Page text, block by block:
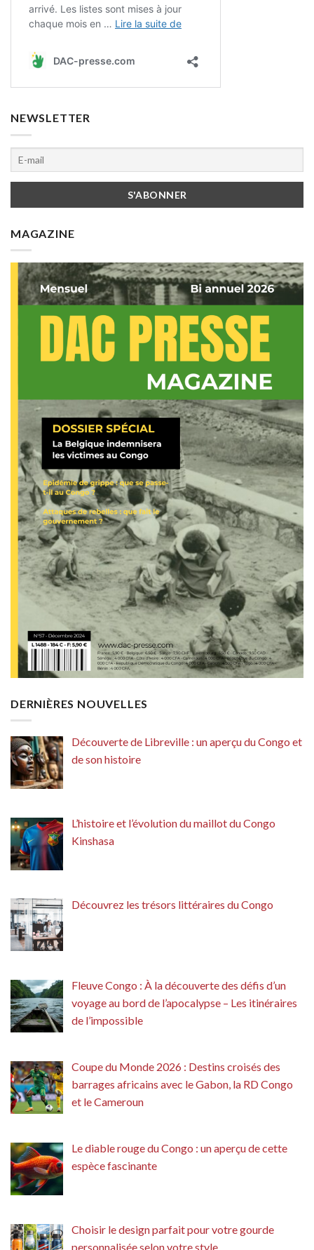
NEWSLETTER
MAGAZINE
DERNIÈRES NOUVELLES
Découverte de Libreville : un aperçu du Congo et
de son histoire
L’histoire et l’évolution du maillot du Congo
Kinshasa
Découvrez les trésors littéraires du Congo
Fleuve Congo : À la découverte des défis d’un
voyage au bord de l’apocalypse – Les itinéraires
de l’impossible
Coupe du Monde 2026 : Destins croisés des
barrages africains avec le Gabon, la RD Congo
et le Cameroun
Le diable rouge du Congo : un aperçu de cette
espèce fascinante
Choisir le design parfait pour votre gourde
personnalisée selon votre style